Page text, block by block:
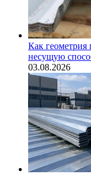
Как геометрия
несущую
03.08.2026